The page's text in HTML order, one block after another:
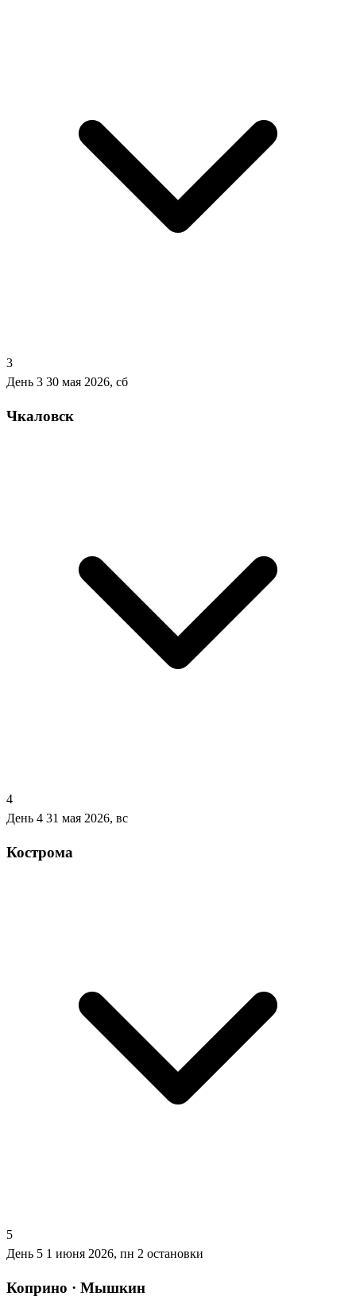
3
День 3 30 мая 2026, сб
Чкаловск
4
День 4 31 мая 2026, вс
Кострома
5
День 5 1 июня 2026, пн 2 остановки
Коприно · Мышкин